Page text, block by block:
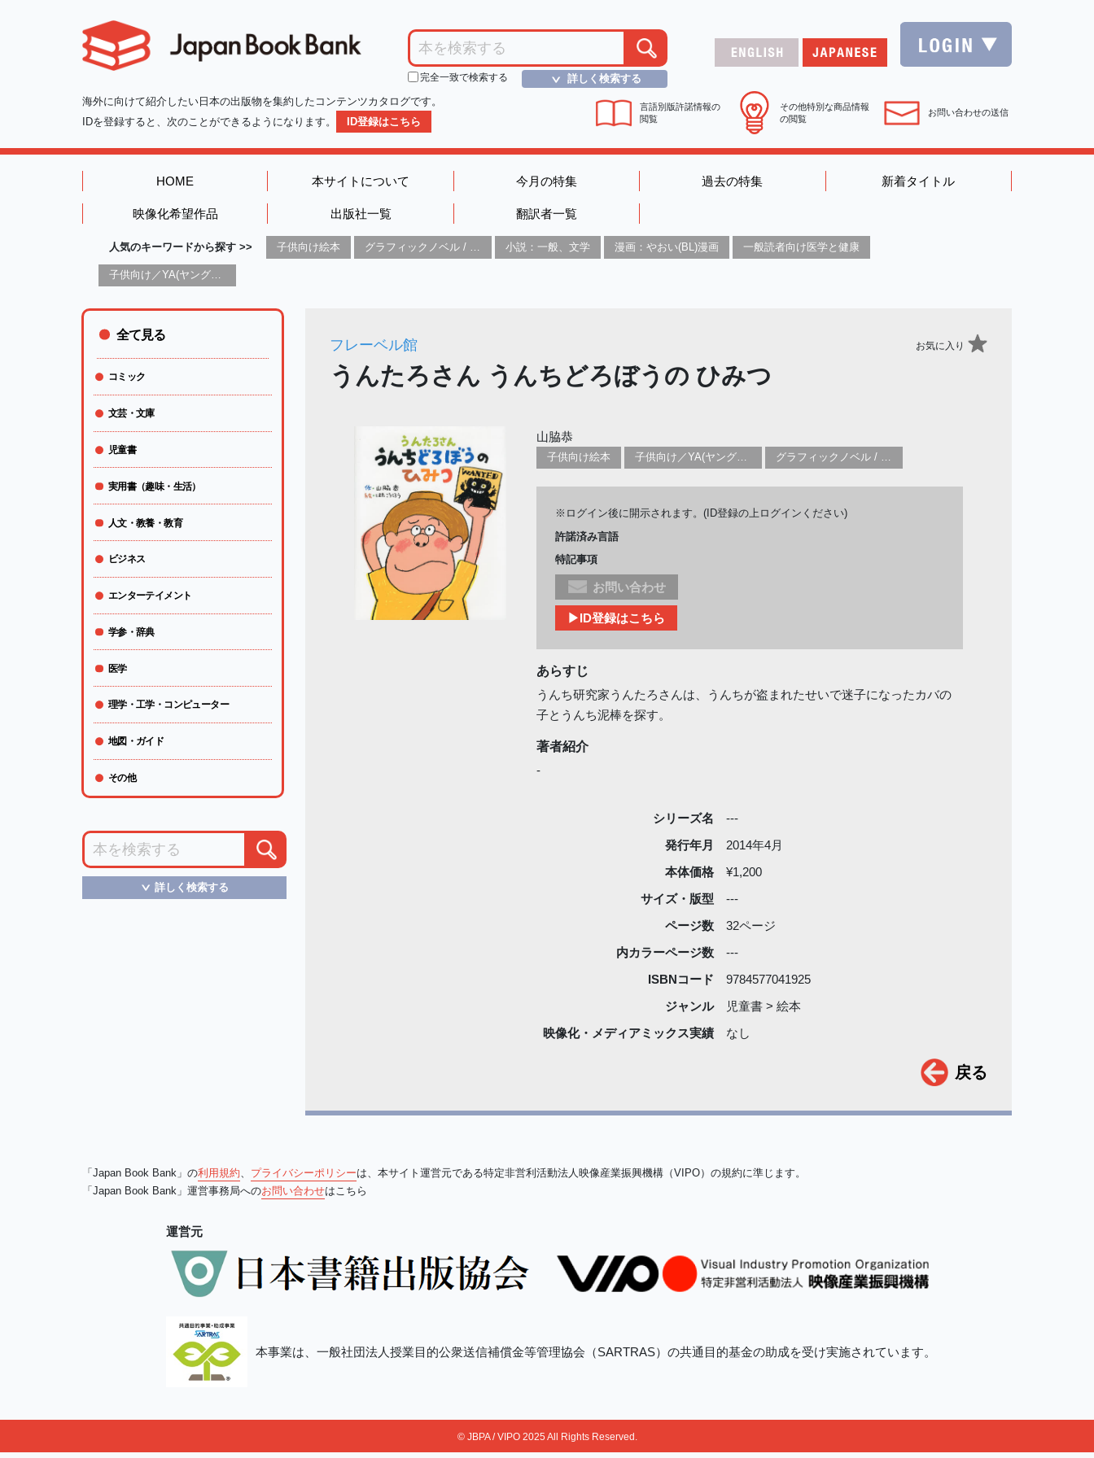
完全一致で検索する ＞
詳しく検索する
海外に向けて紹介したい日本の出版物を集約したコンテンツカタログです。
IDを登録すると、次のことができるようになります。
ID登録はこちら
言語別版許諾情報の
閲覧
その他特別な商品情報
の閲覧
お問い合わせの送信
HOME 本サイトについて 今月の特集 過去の特集 新着タイトル
映像化希望作品 出版社一覧 翻訳者一覧
人気のキーワードから探す >> 子供向け絵本 小説：一般、文学 漫画：やおい(BL)漫画 一般読者向け医学と健康
子供向け／YA(ヤングアダルト)向け一般：芸術&芸術家
フレーベル館 お気に入り
うんたろさん うんちどろぼうの ひみつ
山脇恭
子供向け絵本 子供向け／YA(ヤングアダルト)向け一般：芸術&芸術家 グラフィックノベル / コミックブック / 漫画：スタイル / 伝統
※ログイン後に開示されます。(ID登録の上ログインください)
許諾済み言語
特記事項
お問い合わせ
▶ID登録はこちら
あらすじ
うんち研究家うんたろさんは、うんちが盗まれたせいで迷子になったカバの
子とうんち泥棒を探す。
著者紹介
-
シリーズ名
---
発行年月
2014年4月
本体価格
¥1,200
サイズ・版型
---
ページ数
32ページ
内カラーページ数
---
ISBNコード
9784577041925
ジャンル
児童書 > 絵本
映像化・ メディアミックス実績 なし
戻る
全て見る
コミック
文芸・文庫
児童書
実用書（趣味・生活）
人文・教養・教育
ビジネス
エンターテイメント
学参・辞典
医学
理学・工学・コンピューター
地図・ガイド
その他
＞詳しく検索する
「Japan Book Bank」の利用規約 プライバシーポリシーは、本サイト運営元である特定非営利活動法人映像産業振興機構（VIPO）の規約に準じます。
「Japan Book Bank」運営事務局へのお問い合わせはこちら
運営元
本事業は、一般社団法人授業目的公衆送信補償金等管理協会（SARTRAS）の共通目的基金の助成を受け実施されています。
© JBPA / VIPO 2025 All Rights Reserved.